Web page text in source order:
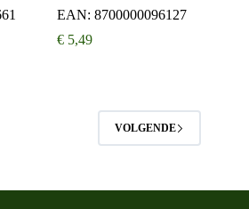
EAN:8700000096127
€ 5,49
VOLGENDE